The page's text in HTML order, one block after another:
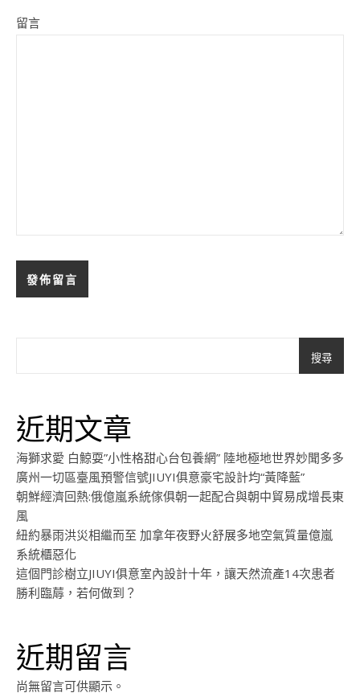
留言
搜尋
近期文章
海獅求愛 白鯨耍”小性格甜心台包養網” 陸地極地世界妙聞多多
廣州一切區臺風預警信號JIUYI俱意豪宅設計均“黃降藍”
朝鮮經濟回熱:俄億嵐系統傢俱朝一起配合與朝中貿易成增長東
風
紐約暴雨洪災相繼而至 加拿年夜野火舒展多地空氣質量億嵐
系統櫃惡化
這個門診樹立JIUYI俱意室內設計十年，讓天然流產14次患者
勝利臨蓐，若何做到？
近期留言
尚無留言可供顯示。